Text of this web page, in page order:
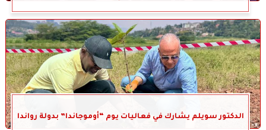
الدكتور سويلم يشارك في فعاليات يوم “أوموجاندا” بدولة رواندا